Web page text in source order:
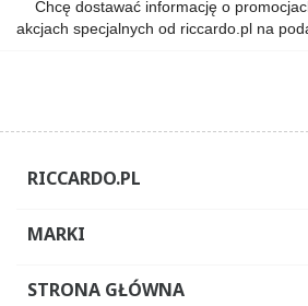
Chcę dostawać informację o
akcjach specjalnych od riccardo.pl na
RICCARDO.PL
MARKI
STRONA GŁÓWNA